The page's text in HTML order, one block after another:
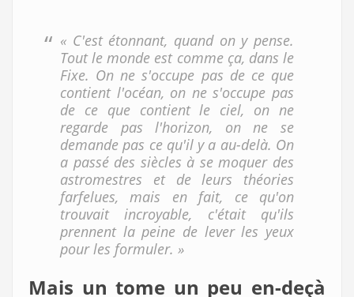
« C'est étonnant, quand on y pense.
Tout le monde est comme ça, dans le
Fixe. On ne s'occupe pas de ce que
contient l'océan, on ne s'occupe pas
de ce que contient le ciel, on ne
regarde pas l'horizon, on ne se
demande pas ce qu'il y a au-delà. On
a passé des siècles à se moquer des
astromestres et de leurs théories
farfelues, mais en fait, ce qu'on
trouvait incroyable, c'était qu'ils
prennent la peine de lever les yeux
pour les formuler. »
Mais un tome un peu en-deçà